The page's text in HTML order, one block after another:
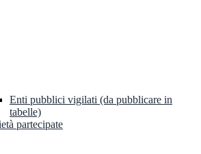
Enti pubblici vigilati (da pubblicare in
tabelle)
partecipate